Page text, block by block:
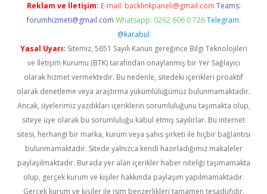
Reklam ve İletişim: E-mail: backlinkpaneli@gmail.com Teams:
forumhizmeti@gmail.com Whatsapp: 0262 606 0 726 Telegram:
@karabul
Yasal Uyarı: Sitemiz, 5651 Sayılı Kanun gereğince Bilgi Teknolojileri
ve İletişim Kurumu (BTK) tarafından onaylanmış bir Yer Sağlayıcı
olarak hizmet vermektedir. Bu nedenle, sitedeki içerikleri proaktif
olarak denetleme veya araştırma yükümlülüğümüz bulunmamaktadır.
Ancak, üyelerimiz yazdıkları içeriklerin sorumluluğunu taşımakta olup,
siteye üye olarak bu sorumluluğu kabul etmiş sayılırlar. Bu internet
sitesi, herhangi bir marka, kurum veya şahıs şirketi ile hiçbir bağlantısı
bulunmamaktadır. Sitede yalnızca kendi hazırladığımız makaleler
paylaşılmaktadır. Burada yer alan içerikler haber niteliği taşımamakta
olup, gerçek kurum ve kişiler hakkında paylaşım yapılmamaktadır.
Gerçek kurum ve kişiler ile isim benzerlikleri tamamen tesadüfidir.